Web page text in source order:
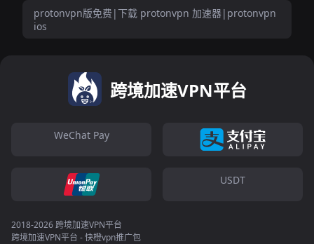
protonvpn版免费|下载 protonvpn 加速器|protonvpn
ios
跨境加速VPN平台
WeChat Pay
USDT
2018-2026 跨境加速VPN平台
跨境加速VPN平台 - 快橙vpn推广包